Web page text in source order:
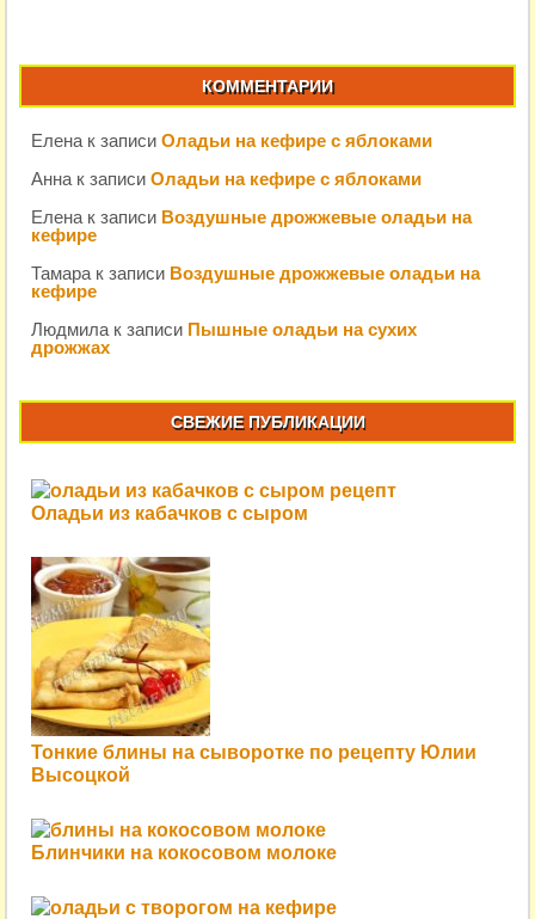
КОММЕНТАРИИ
Елена к записиОладьи на кефире с яблоками
Анна к записиОладьи на кефире с яблоками
Елена к записи Воздушные дрожжевые оладьи на
кефире
Тамара к записи Воздушные дрожжевые оладьи на
кефире
Людмила к записи Пышные оладьи на сухих
дрожжах
СВЕЖИЕ ПУБЛИКАЦИИ
Оладьи из кабачков с сыром
Тонкие блины на сыворотке по рецепту Юлии
Высоцкой
Блинчики на кокосовом молоке